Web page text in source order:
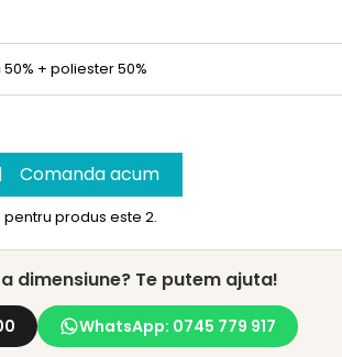
+ poliester 50%
Comanda acum
produs este 2.
dimensiune? Te putem ajuta!
WhatsApp: 0745 779 917